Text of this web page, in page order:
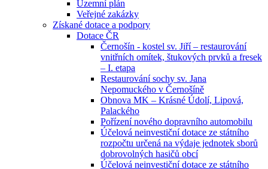
Územní plán
Veřejné zakázky
Získané dotace a podpory
Dotace ČR
Černošín - kostel sv. Jiří – restaurování
vnitřních omítek, štukových prvků a fresek
– I. etapa
Restaurování sochy sv. Jana
Nepomuckého v Černošíně
Obnova MK – Krásné Údolí, Lipová,
Palackého
Pořízení nového dopravního automobilu
Účelová neinvestiční dotace ze státního
rozpočtu určená na výdaje jednotek sborů
dobrovolných hasičů obcí
Účelová neinvestiční dotace ze státního